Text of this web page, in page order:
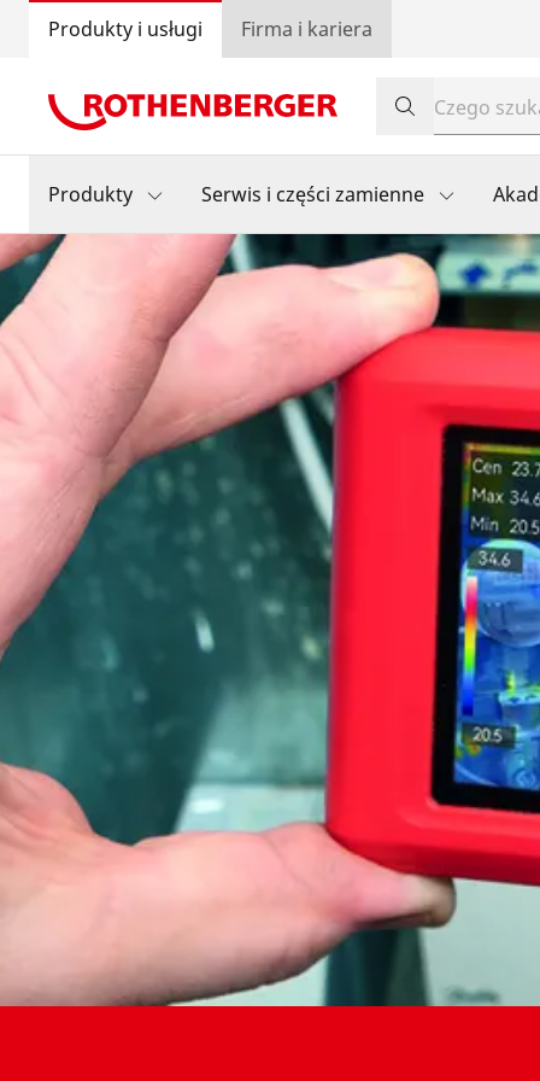
Produkty i usługi Firma i kariera
Produkty Serwis i części zamienne